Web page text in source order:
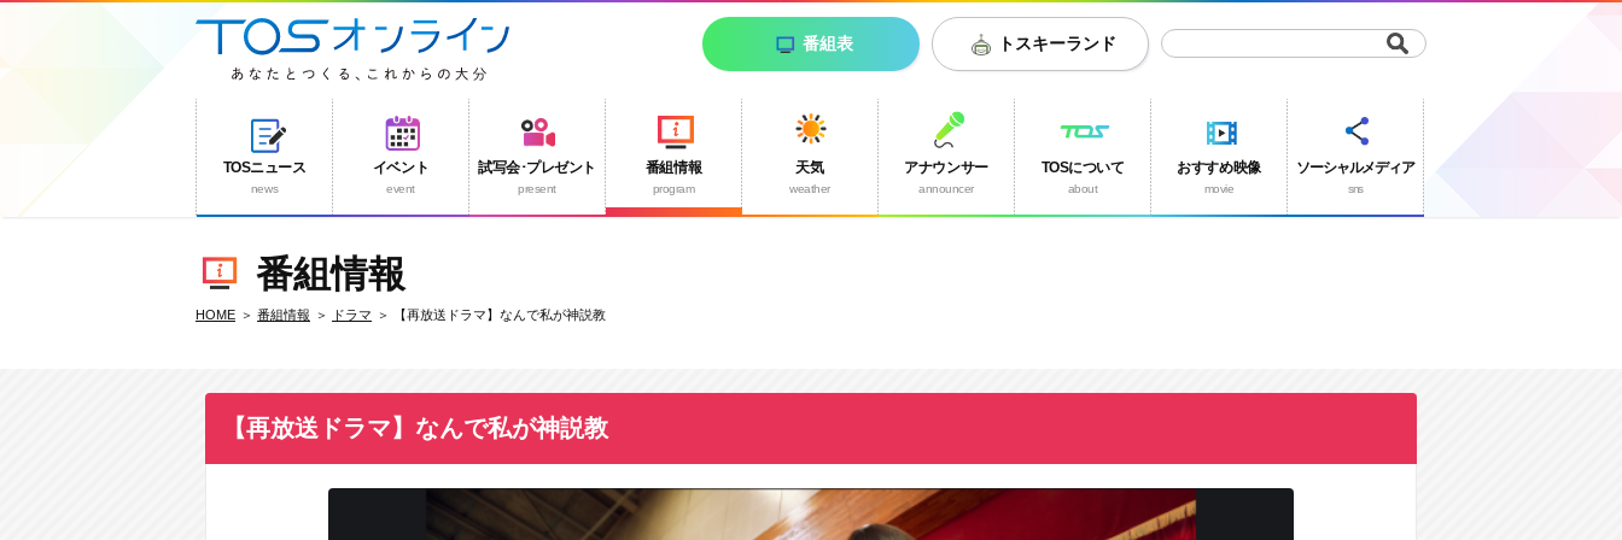
トスキーランド
番組表
TOSニュース
news
イベント
event
試写会･プレゼント
present
番組情報
program
天気
weather
アナウンサー
announcer
TOSについて
about
おすすめ映像
movie
ソーシャルメディア
sns
番組情報
HOME 番組情報 ドラマ 【再放送ドラマ】なんで私が神説教
【再放送ドラマ】なんで私が神説教